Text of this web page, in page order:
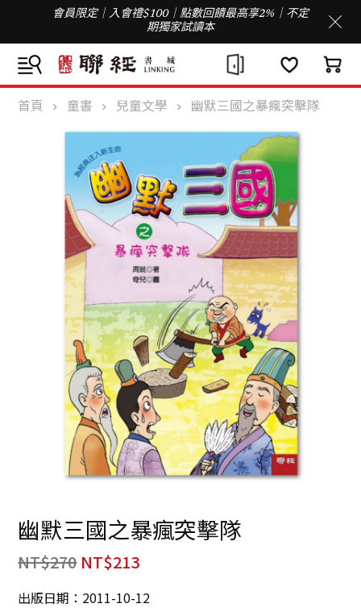
會員限定｜入會禮$100｜點數回饋最高享2%｜不定
期獨家試讀本
首頁 童書 兒童文學 幽默三國之暴瘋突擊隊
幽默三國之暴瘋突擊隊
NT$270 NT$213
出版日期：2011-10-12